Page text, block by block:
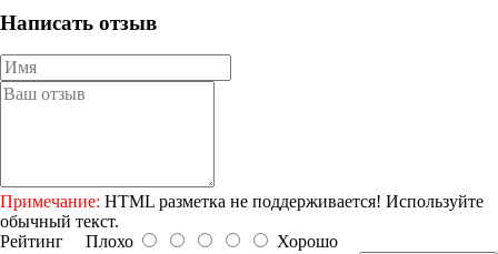
Написать отзыв
Примечание: HTML разметка не поддерживается! Используйте
обычный текст.
Рейтинг Плохо
Хорошо